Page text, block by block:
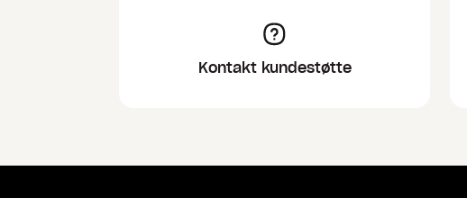
Kontakt kundestøtte